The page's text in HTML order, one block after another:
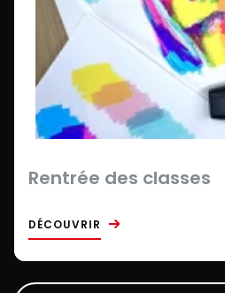
Rentrée des classes
DÉCOUVRIR